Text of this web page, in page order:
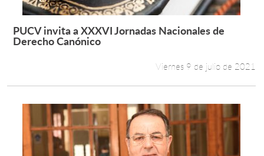
Leer más +
PUCV invita a XXXVI Jornadas Nacionales de
Derecho Canónico
Viernes 9 de julio de 2021